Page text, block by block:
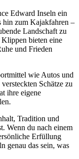
Edward Inseln ein
hin zum Kajakfahren –
Landschaft zu
bieten eine
und Frieden
wie Autos und
Schätze zu
ihre eigene
Tradition und
Wenn du nach einem
Erfüllung
genau das sein, was